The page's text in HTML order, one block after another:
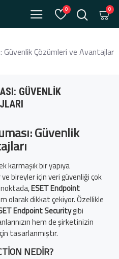
0 0
Güvenlik Çözümleri ve Avantajlar
GÜVENLIK
Güvenlik
karmaşık bir yapıya
bireyler için veri güvenliği çok
ESET Endpoint
olarak dikkat çekiyor. Özellikle
Endpoint Securitygibi
hem de şirketinizin
tasarlanmıştır.
NEDIR?